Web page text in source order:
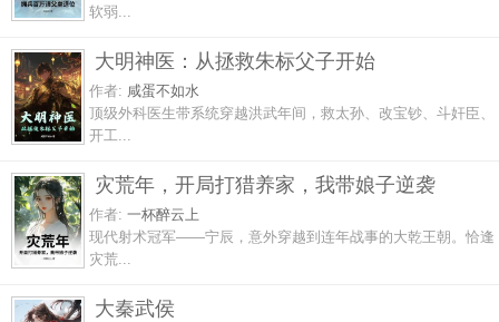
软弱...
大明神医：从拯救朱标父子开始
作者: 咸蛋不如水
顶级外科医生带系统穿越洪武年间，救太孙、改宝钞、斗奸臣、
开工...
灾荒年，开局打猎养家，我带娘子逆袭
作者: 一杯醉云上
现代射术冠军——宁辰，意外穿越到连年战事的大乾王朝。恰逢
灾荒...
大秦武侯